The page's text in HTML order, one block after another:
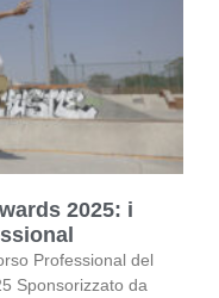
2025: i
Professional del
Sponsorizzato da